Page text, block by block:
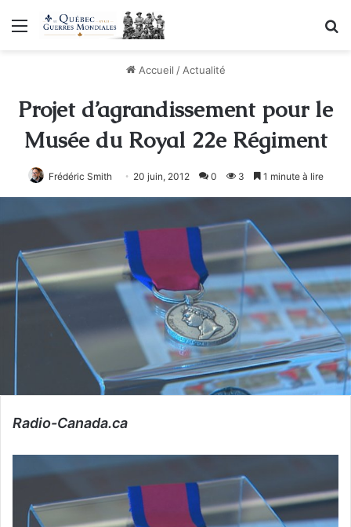
Menu
Accueil / Actualité
Projet d’agrandissement pour le
Musée du Royal 22e Régiment
Frédéric Smith 20 juin, 2012 0 3 1 minute à lire
Radio-Canada.ca